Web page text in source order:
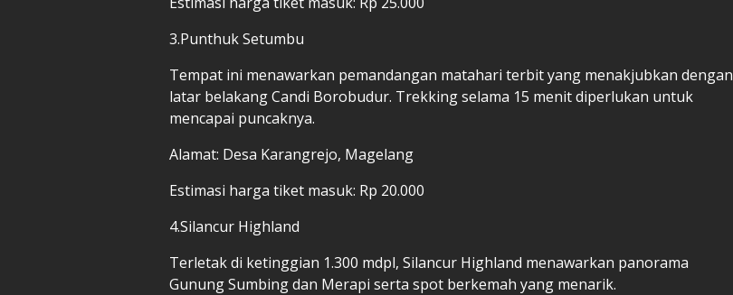
3.Punthuk Setumbu
Tempat ini menawarkan pemandangan matahari terbit yang menakjubkan dengan
latar belakang Candi Borobudur. Trekking selama 15 menit diperlukan untuk
mencapai puncaknya.
Alamat: Desa Karangrejo, Magelang
Estimasi harga tiket masuk: Rp 20.000
4.Silancur Highland
Terletak di ketinggian 1.300 mdpl, Silancur Highland menawarkan panorama
Gunung Sumbing dan Merapi serta spot berkemah yang menarik.